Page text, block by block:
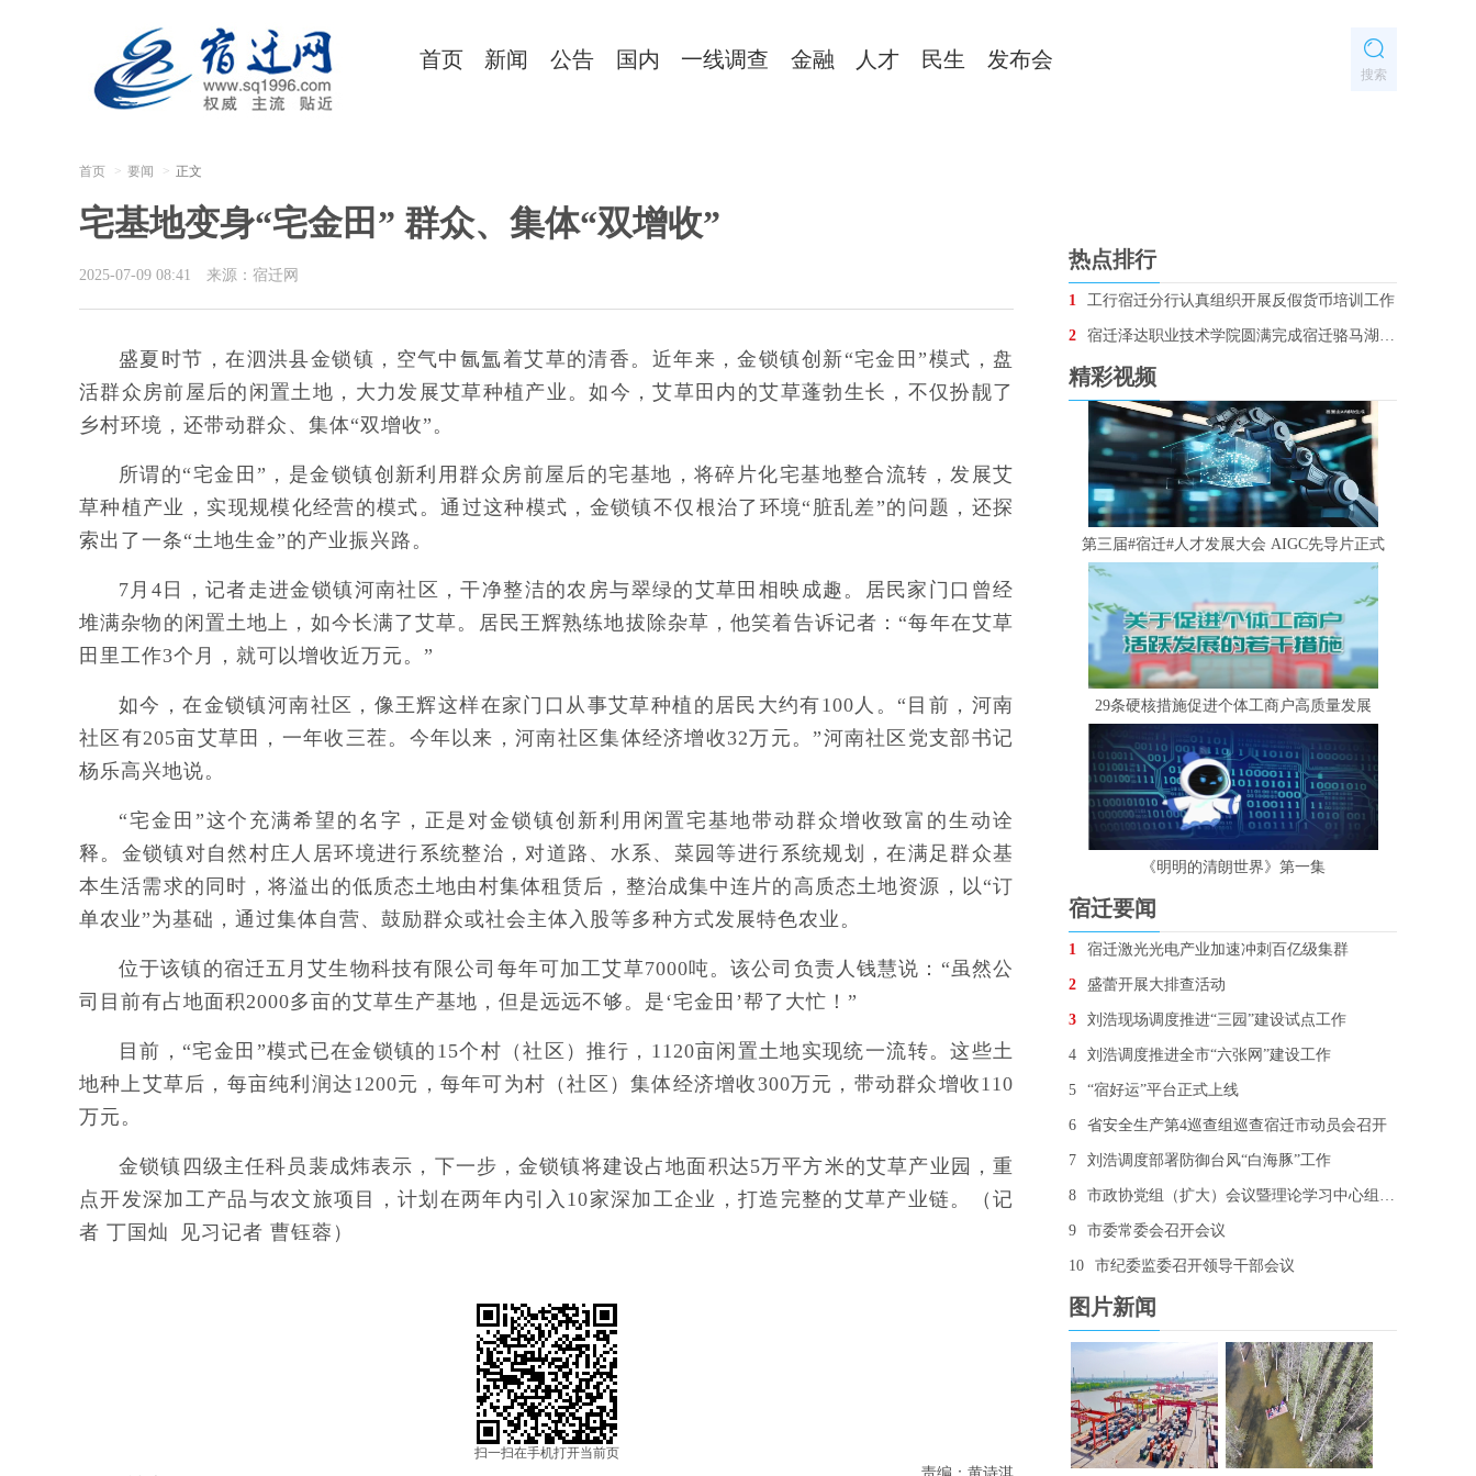
首页 新闻 公告 国内 一线调查 金融 人才 民生 发布会
搜索
首页 要闻 正文
宅基地变身“宅金田” 群众、集体“双增收”
2025-07-09 08:41 来源：宿迁网
盛夏时节，在泗洪县金锁镇，空气中氤氲着艾草的清香。近年来，金锁镇创新“宅金田”模式，盘
活群众房前屋后的闲置土地，大力发展艾草种植产业。如今，艾草田内的艾草蓬勃生长，不仅扮靓了
乡村环境，还带动群众、集体“双增收”。
所谓的“宅金田”，是金锁镇创新利用群众房前屋后的宅基地，将碎片化宅基地整合流转，发展艾
草种植产业，实现规模化经营的模式。通过这种模式，金锁镇不仅根治了环境“脏乱差”的问题，还探
索出了一条“土地生金”的产业振兴路。
7月4日，记者走进金锁镇河南社区，干净整洁的农房与翠绿的艾草田相映成趣。居民家门口曾经
堆满杂物的闲置土地上，如今长满了艾草。居民王辉熟练地拔除杂草，他笑着告诉记者：“每年在艾草
田里工作3个月，就可以增收近万元。”
如今，在金锁镇河南社区，像王辉这样在家门口从事艾草种植的居民大约有100人。“目前，河南
社区有205亩艾草田，一年收三茬。今年以来，河南社区集体经济增收32万元。”河南社区党支部书记
杨乐高兴地说。
“宅金田”这个充满希望的名字，正是对金锁镇创新利用闲置宅基地带动群众增收致富的生动诠
释。金锁镇对自然村庄人居环境进行系统整治，对道路、水系、菜园等进行系统规划，在满足群众基
本生活需求的同时，将溢出的低质态土地由村集体租赁后，整治成集中连片的高质态土地资源，以“订
单农业”为基础，通过集体自营、鼓励群众或社会主体入股等多种方式发展特色农业。
位于该镇的宿迁五月艾生物科技有限公司每年可加工艾草7000吨。该公司负责人钱慧说：“虽然公
司目前有占地面积2000多亩的艾草生产基地，但是远远不够。是‘宅金田’帮了大忙！”
目前，“宅金田”模式已在金锁镇的15个村（社区）推行，1120亩闲置土地实现统一流转。这些土
地种上艾草后，每亩纯利润达1200元，每年可为村（社区）集体经济增收300万元，带动群众增收110
万元。
金锁镇四级主任科员裴成炜表示，下一步，金锁镇将建设占地面积达5万平方米的艾草产业园，重
点开发深加工产品与农文旅项目，计划在两年内引入10家深加工企业，打造完整的艾草产业链。（记
者 丁国灿 见习记者 曹钰蓉）
扫一扫在手机打开当前页
热点排行
1 工行宿迁分行认真组织开展反假货币培训工作
2 宿迁泽达职业技术学院圆满完成宿迁骆马湖•银河左岸音乐节安保任务
精彩视频
第三届#宿迁#人才发展大会 AIGC先导片正式
29条硬核措施促进个体工商户高质量发展
《明明的清朗世界》第一集
宿迁要闻
1 宿迁激光光电产业加速冲刺百亿级集群
2 盛蕾开展大排查活动
3 刘浩现场调度推进“三园”建设试点工作
4 刘浩调度推进全市“六张网”建设工作
5 “宿好运”平台正式上线
6 省安全生产第4巡查组巡查宿迁市动员会召开
7 刘浩调度部署防御台风“白海豚”工作
8 市政协党组（扩大）会议暨理论学习中心组学习会召开
9 市委常委会召开会议
10 市纪委监委召开领导干部会议
图片新闻